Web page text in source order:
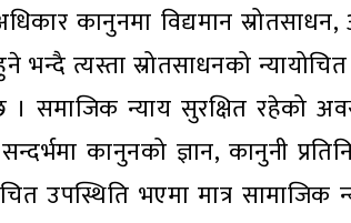
अधिकार कानुनमा विद्यमान
भन्दै त्यस्ता स्रोतसाधनको
समाजिक न्याय सुरक्षित रहेको
कानुनको ज्ञान, कानुनी
उपस्थिति भएमा मात्र सामाजिक